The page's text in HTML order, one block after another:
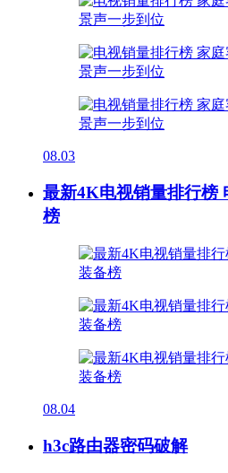
08.03
最新4K电视销量排行榜
榜
08.04
h3c路由器密码破解